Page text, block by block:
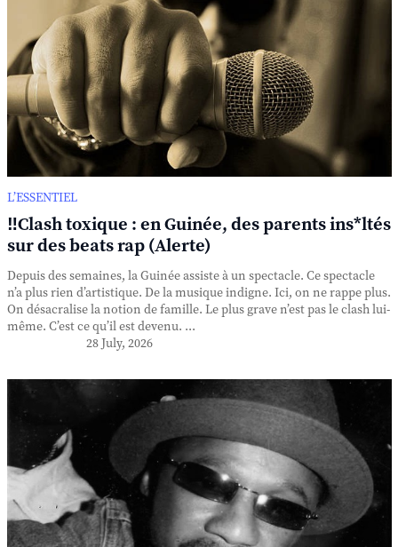
L’ESSENTIEL
‼️Clash toxique : en Guinée, des parents ins*ltés
sur des beats rap (Alerte)
Depuis des semaines, la Guinée assiste à un spectacle. Ce spectacle
n’a plus rien d’artistique. De la musique indigne. Ici, on ne rappe plus.
On désacralise la notion de famille. Le plus grave n’est pas le clash lui-
même. C’est ce qu’il est devenu. ...
28 July, 2026